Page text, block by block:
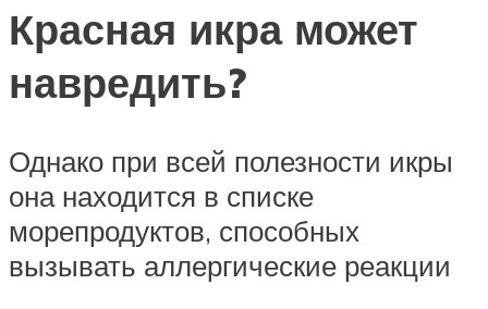
Красная икра может
навредить?
Однако при всей полезности икры
она находится в списке
морепродуктов, способных
вызывать аллергические реакции